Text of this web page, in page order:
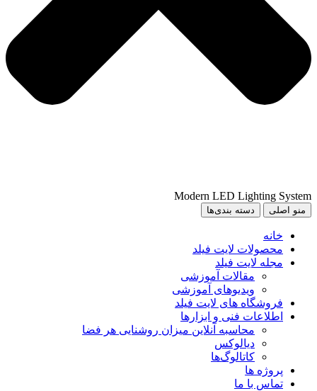
Modern LED Lighting System
منو اصلی دسته بندی‌ها
خانه
محصولات لایت فیلد
مجله لایت فیلد
مقالات آموزشی
ویدیوهای آموزشی
فروشگاه های لایت فیلد
اطلاعات فنی و ابزارها
محاسبه آنلاین میزان روشنایی هر فضا
دیالوکس
کاتالوگ‌ها
پروژه ها
تماس با ما